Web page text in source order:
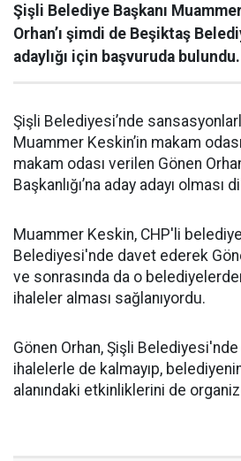
Şişli Belediye Başkanı
Orhan’ı şimdi de Beşiktaş
adaylığı için başvuruda bulundu.
Şişli Belediyesi’nde
Muammer Keskin’in makam
makam odası verilen Gönen
Başkanlığı’na aday adayı olması
Muammer Keskin, CHP'li belediye
Belediyesi'nde davet ederek
ve sonrasında da o
ihaleler alması sağlanıyordu.
Gönen Orhan, Şişli
ihalelerle de kalmayıp,
alanındaki etkinliklerini de